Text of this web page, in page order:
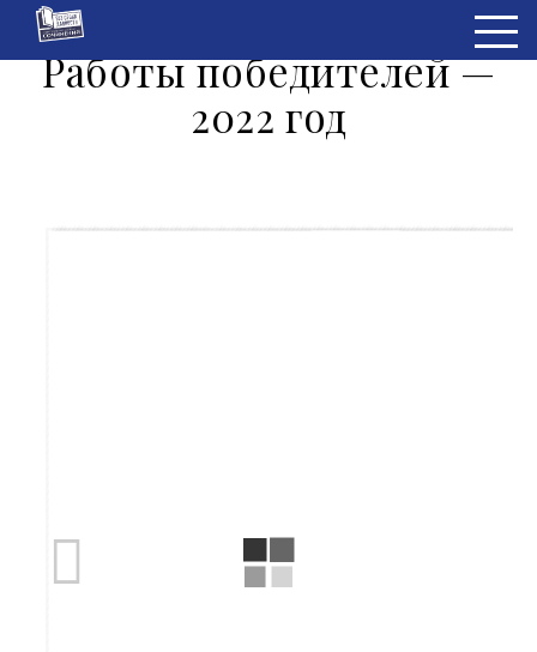
Работы победителей —
2022 год